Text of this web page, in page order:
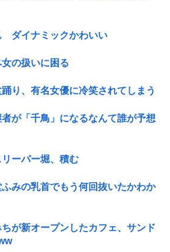
ダイナミックかわいい
の扱いに困る
踊り、有名女優に冷笑されてしまう
が「千鳥」になるなんて誰が予想
リーパー堀、積む
ふみの乳首でもう何回抜いたかわか
ちが新オープンしたカフェ、サンド